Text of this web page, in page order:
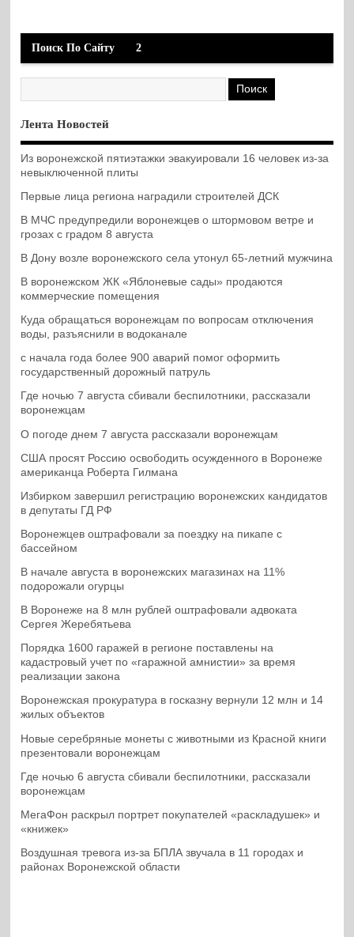
Поиск По Сайту 2
Лента Новостей
Из воронежской пятиэтажки эвакуировали 16 человек из-за
невыключенной плиты
Первые лица региона наградили строителей ДСК
В МЧС предупредили воронежцев о штормовом ветре и
грозах с градом 8 августа
В Дону возле воронежского села утонул 65-летний мужчина
В воронежском ЖК «Яблоневые сады» продаются
коммерческие помещения
Куда обращаться воронежцам по вопросам отключения
воды, разъяснили в водоканале
с начала года более 900 аварий помог оформить
государственный дорожный патруль
Где ночью 7 августа сбивали беспилотники, рассказали
воронежцам
О погоде днем 7 августа рассказали воронежцам
США просят Россию освободить осужденного в Воронеже
американца Роберта Гилмана
Избирком завершил регистрацию воронежских кандидатов
в депутаты ГД РФ
Воронежцев оштрафовали за поездку на пикапе с
бассейном
В начале августа в воронежских магазинах на 11%
подорожали огурцы
В Воронеже на 8 млн рублей оштрафовали адвоката
Сергея Жеребятьева
Порядка 1600 гаражей в регионе поставлены на
кадастровый учет по «гаражной амнистии» за время
реализации закона
Воронежская прокуратура в госказну вернули 12 млн и 14
жилых объектов
Новые серебряные монеты с животными из Красной книги
презентовали воронежцам
Где ночью 6 августа сбивали беспилотники, рассказали
воронежцам
МегаФон раскрыл портрет покупателей «раскладушек» и
«книжек»
Воздушная тревога из-за БПЛА звучала в 11 городах и
районах Воронежской области